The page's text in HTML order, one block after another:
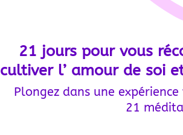
21 jours pour vous
cultiver l’ amour de soi
Plongez dans une
21